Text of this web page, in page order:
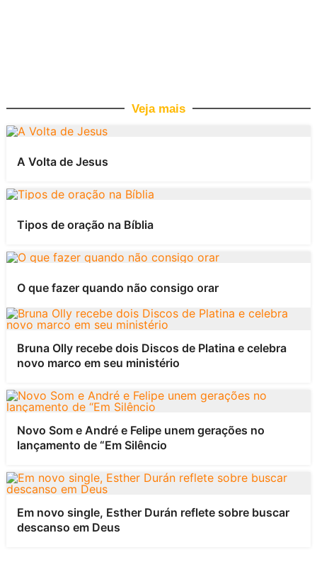
Veja mais
A Volta de Jesus
Tipos de oração na Bíblia
O que fazer quando não consigo orar
Bruna Olly recebe dois Discos de Platina e celebra
novo marco em seu ministério
Novo Som e André e Felipe unem gerações no
lançamento de “Em Silêncio
Em novo single, Esther Durán reflete sobre buscar
descanso em Deus